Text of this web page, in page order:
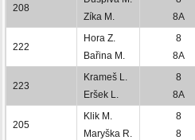
208
Zíka M.
8A
222
Hora Z.
Bařina M.
8
8A
223
Krameš L.
Eršek L.
8
8A
205
Klik M.
Maryška R.
8
8